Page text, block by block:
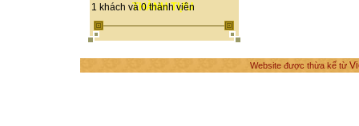
THÀNH TỰU
1 khách và 0 thành viên
Website được thừa kế từ